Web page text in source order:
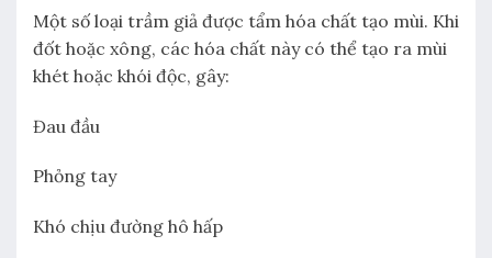
Một số loại trầm giả được tẩm hóa chất tạo mùi. Khi
đốt hoặc xông, các hóa chất này có thể tạo ra mùi
khét hoặc khói độc, gây:
Đau đầu
Phỏng tay
Khó chịu đường hô hấp